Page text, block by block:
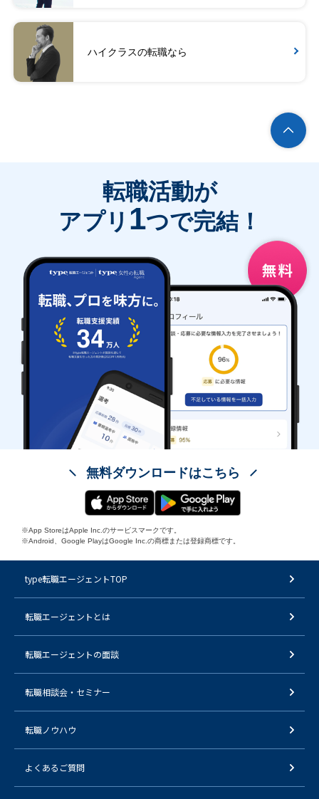
ハイクラスの転職なら
転職活動が
アプリ 1つで完結！
無料ダウンロードはこちら
※App StoreはApple Inc.のサービスマークです。
※Android、Google PlayはGoogle Inc.の商標または登録商標です。
type転職エージェントTOP
転職エージェントとは
転職エージェントの面談
転職相談会・セミナー
転職ノウハウ
よくあるご質問